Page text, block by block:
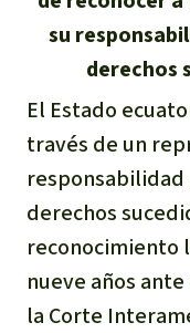
Info
su
derechos
El Estado
través de un
responsabilidad
derechos
reconocimiento
nueve años
la Corte